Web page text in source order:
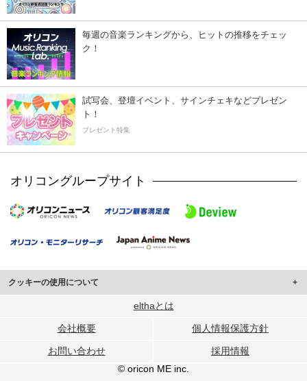
毎週の音楽ランキングから、ヒットの推移をチェッ
ク！
試写会、登壇イベント、サインチェキなどプレゼン
ト！
プレゼント特集
オリコングループサイト
クッキーの使用について
このサイトでは Cookie を使用して、ユーザーに合わせたコンテンツや広告の
行っています。
メディアや広告配信、データ解析の各パートナーに提供しています。
各パートナーは、この情報とユーザーが各パートナーに提供した他の情報や、
ユーザーが各パートナーのサービスを使用したときに収集した他の情報を組み
elthaとは
会社概要 個人情報保護方針
お問い合わせ
採用情報
© oricon ME inc.